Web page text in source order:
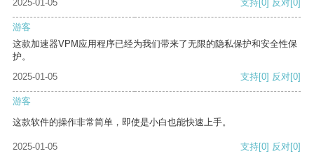
2025-01-05 支持[0] 反对[0]
游客
这款加速器VPM应用程序已经为我们带来了无限的隐私保护和安全性保
护。
2025-01-05
支持[0] 反对[0]
游客
这款软件的操作非常简单，即使是小白也能快速上手。
2025-01-05 支持[0] 反对[0]